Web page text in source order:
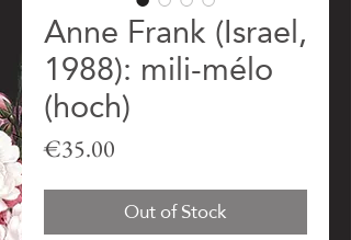
Anne Frank (Israel,
1988): mili-mélo
(hoch)
€35.00
Out of Stock